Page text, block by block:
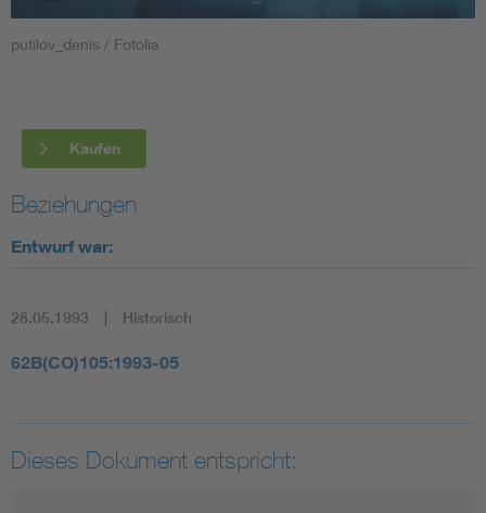
Smart Cities
Blitzschutz: DIN EN 62305 in der Übersicht
Circular Economy für mehr Ressourceneffizienz
putilov_denis / Fotolia
Kaufen
Beziehungen
Entwurf war:
28.05.1993 Historisch
62B(CO)105:1993-05
Dieses Dokument entspricht: